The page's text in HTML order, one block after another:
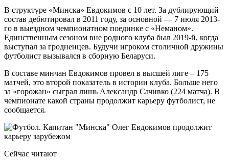
В структуре «Минска» Евдокимов с 10 лет. За дублирующий
состав дебютировал в 2011 году, за основной — 7 июля 2013-
го в выездном чемпионатном поединке с «Неманом».
Единственным сезоном вне родного клуба был 2019-й, когда
выступал за гродненцев. Будучи игроком столичной дружины
футболист вызывался в сборную Беларуси.
В составе минчан Евдокимов провел в высшей лиге – 175
матчей, это второй показатель в истории клуба. Больше него
за «горожан» сыграл лишь Александр Сачивко (224 матча). В
чемпионате какой страны продолжит карьеру футболист, не
сообщается.
Сейчас читают